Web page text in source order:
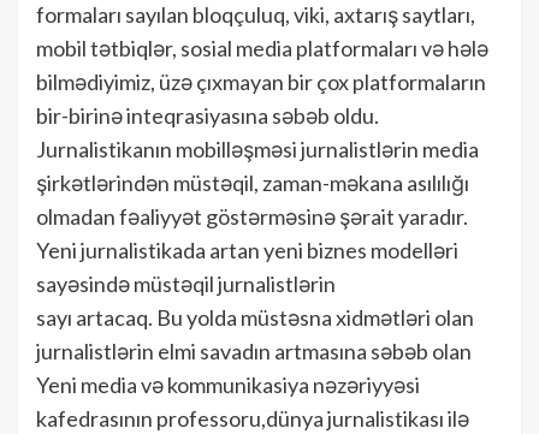
formaları sayılan bloqçuluq, viki, axtarış saytları,
mobil tətbiqlər, sosial media platformaları və hələ
bilmədiyimiz, üzə çıxmayan bir çox platformaların
bir-birinə inteqrasiyasına səbəb oldu.
Jurnalistikanın mobilləşməsi jurnalistlərin media
şirkətlərindən müstəqil, zaman-məkana asılılığı
olmadan fəaliyyət göstərməsinə şərait yaradır.
Yeni jurnalistikada artan yeni biznes modelləri
sayəsində müstəqil jurnalistlərin
sayı artacaq. Bu yolda müstəsna xidmətləri olan
jurnalistlərin elmi savadın artmasına səbəb olan
Yeni media və kommunikasiya nəzəriyyəsi
kafedrasının professoru,dünya jurnalistikası ilə